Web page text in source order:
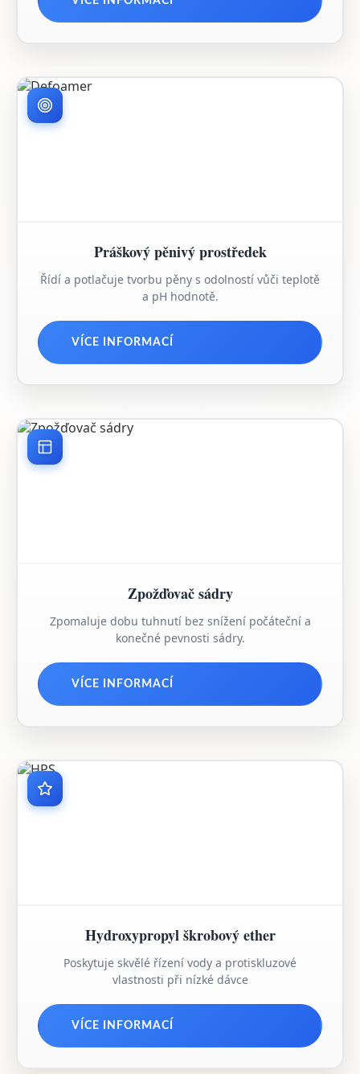
Práškový pěnivý prostředek
Řídí a potlačuje tvorbu pěny s odolností vůči teplotě
a pH hodnotě.
VÍCE INFORMACÍ
Zpožďovač sádry
Zpomaluje dobu tuhnutí bez snížení počáteční a
konečné pevnosti sádry.
VÍCE INFORMACÍ
Hydroxypropyl škrobový ether
Poskytuje skvělé řízení vody a protiskluzové
vlastnosti při nízké dávce
VÍCE INFORMACÍ